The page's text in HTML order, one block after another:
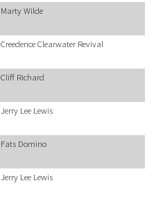
Marty Wilde
Creedence Clearwater Revival
Cliff Richard
Jerry Lee Lewis
Fats Domino
Jerry Lee Lewis